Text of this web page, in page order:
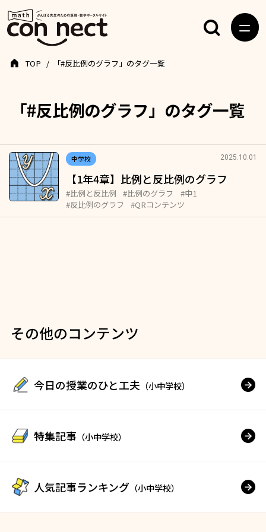
「#反比例のグラフ」のタグ一覧
TOP 「#反比例のグラフ」のタグ一覧
中学校 2025.10.01
【1年4章】比例と反比例のグラフ
#比例と反比例 #比例のグラフ
#中1
#反比例のグラフ
#QRコンテンツ
その他のコンテンツ
今日の授業のひと工夫 （小中学校）
特集記事 （小中学校）
人気記事ランキング （小中学校）